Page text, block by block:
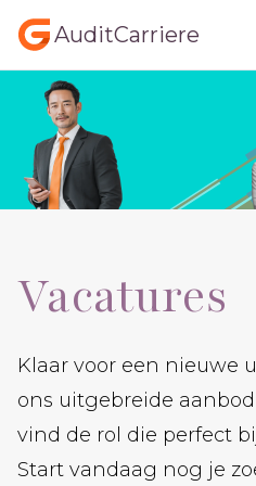
AuditCarriere
Vacatures
Klaar voor een nieuwe
ons uitgebreide
vind de rol die perfect
Start vandaag nog je